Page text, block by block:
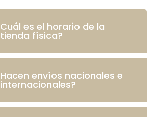
Cuál es el horario de la
tienda física?
Hacen envíos nacionales e
internacionales?